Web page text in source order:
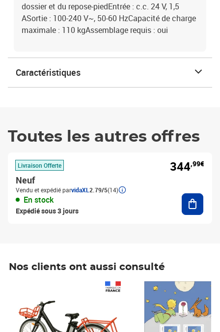
dossier et du repose-piedEntrée : c.c. 24 V, 1,5
ASortie : 100-240 V~, 50-60 HzCapacité de charge
maximale : 110 kgAssemblage requis : oui
Caractéristiques
Toutes les autres offres
Livraison Offerte
Neuf
Vendu et expédié parvidaXL 2.79/5(14)
En stock
Expédié sous 3 jours
344,99€
Nos clients ont aussi consulté
Prix 7,50€